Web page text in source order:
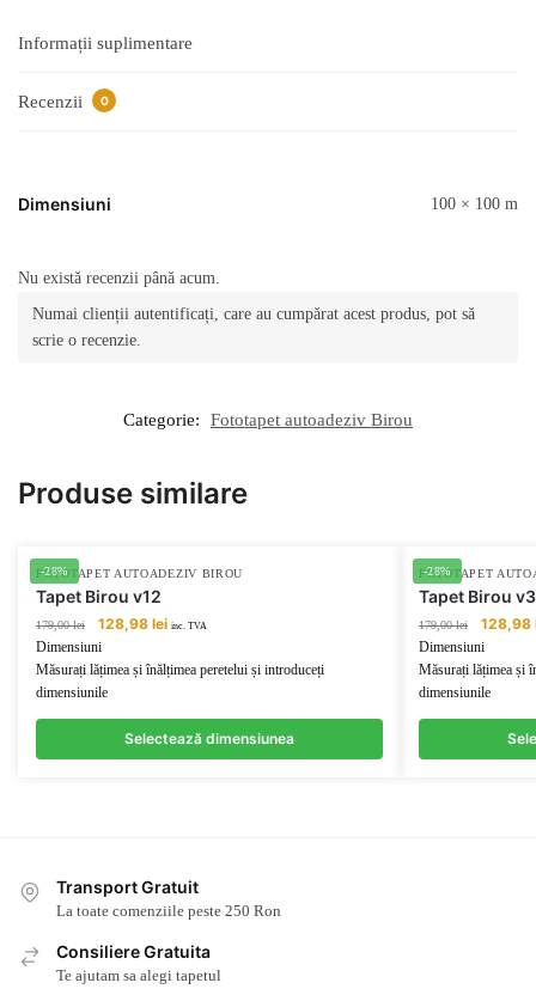
Informații suplimentare
Recenzii 0
Dimensiuni 100 × 100 m
Nu există recenzii până acum.
Numai clienții autentificați, care au cumpărat acest produs, pot să
scrie o recenzie.
Categorie: Fototapet autoadeziv Birou
Produse similare
-28%
FOTOTAPET AUTOADEZIV BIROU
Tapet Birou v12
179,00lei
Prețul
inițial
a
fost:
128,98 leiPrețul
este:
inc. TVA
Dimensiuni
Măsurați lățimea și înălțimea peretelui și introduceți
dimensiunile
Selectează dimensiunea
-28%
FOTOTAPET
Tapet Birou v3
179,00lei
Prețul
inițial
a
fost:
128,98
Dimensiuni
Măsurați lățimea și
dimensiunile
Transport Gratuit
La toate comenziile peste 250 Ron
Consiliere Gratuita
Te ajutam sa alegi tapetul